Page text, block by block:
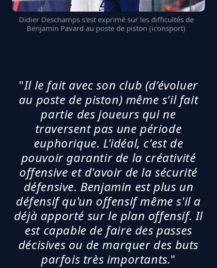
Didier Deschamps s'est exprimé sur les difficultés de
Benjamin Pavard au poste de piston (iconsport)
"Il le fait avec son club (d’évoluer
au poste de piston) même s'il fait
partie des joueurs qui ne
traversent pas une période
euphorique. L'idéal, c'est de
pouvoir garantir de la créativité
offensive et d'avoir de la sécurité
défensive. Benjamin est plus un
défensif qu'un offensif même s'il a
déjà apporté sur le plan offensif. Il
est capable de faire des passes
décisives ou de marquer des buts
parfois très importants."